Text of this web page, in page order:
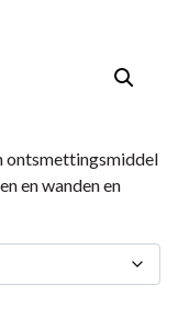
ontsmettingsmiddel
en wanden en